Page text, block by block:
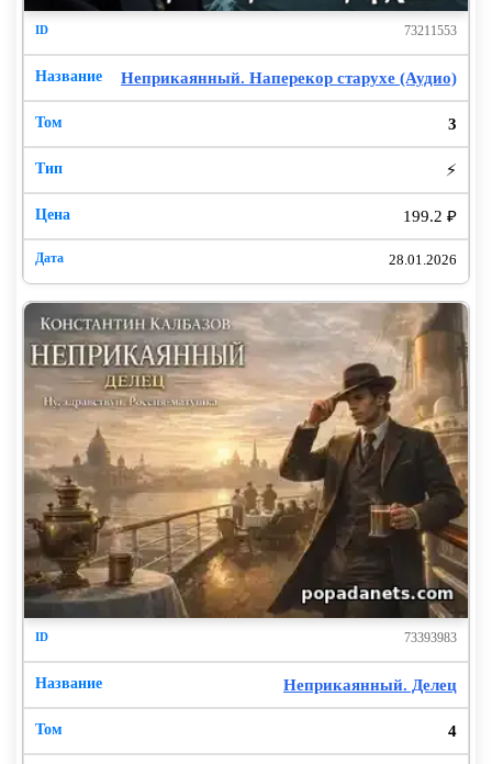
73211553
Неприкаянный. Наперекор старухе (Аудио)
3
⚡
199.2 ₽
28.01.2026
73393983
Неприкаянный. Делец
4